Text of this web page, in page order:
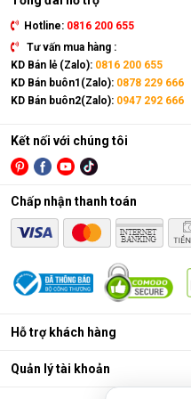
Điều hòa
Các chức năng chính của
hút ẩm và lọc khí. Bên cạnh
trang bị thêm khá nhiều
giờ, khóa trẻ em, remote, kết
Hotline: 0816 200 655
Tư vấn mua hàng :
KD Bán lẻ (Zalo): 0816 200 655
KD Bán buôn1(Zalo): 0878 229 666
KD Bán buôn2(Zalo): 0947 292 666
Hỗ trợ khách hàng
Quản lý tài khoản
Kết nối với chúng tôi
Chấp nhận thanh toán